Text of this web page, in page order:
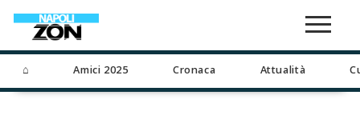
⌂ Amici 2025 Cronaca Attualità